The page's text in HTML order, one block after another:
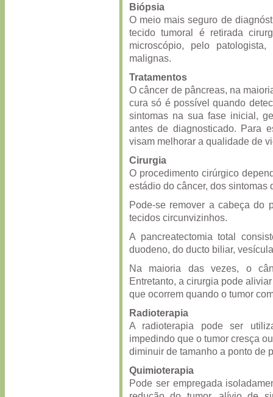
Biópsia
O meio mais seguro de
tecido tumoral é retirada
microscópio, pelo
malignas.
Tratamentos
O câncer de pâncreas, na
cura só é possível quando
sintomas na sua fase inicial,
antes de diagnosticado. Para
visam melhorar a qualidade de
Cirurgia
O procedimento cirúrgico
estádio do câncer, dos sintomas
Pode-se remover a cabeça do
tecidos circunvizinhos.
A pancreatectomia total
duodeno, do ducto biliar,
Na maioria das vezes, o
Entretanto, a cirurgia pode
que ocorrem quando o tumor
Radioterapia
A radioterapia pode ser
impedindo que o tumor cresça
diminuir de tamanho a ponto de
Quimioterapia
Pode ser empregada